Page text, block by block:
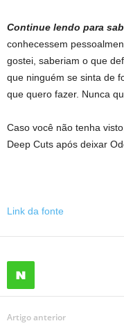
Continue lendo para
conhecessem
gostei, saberiam o que
que ninguém se sinta de
que quero fazer. Nunca
Caso você não tenha
Deep Cuts após deixar
Link da fonte
Artigo anterior